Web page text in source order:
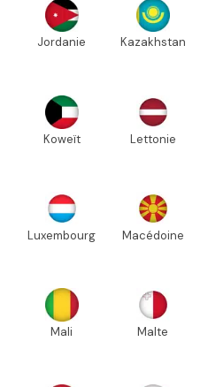
Jordanie Kazakhstan
Koweït Lettonie
Luxembourg Macédoine
Mali Malte